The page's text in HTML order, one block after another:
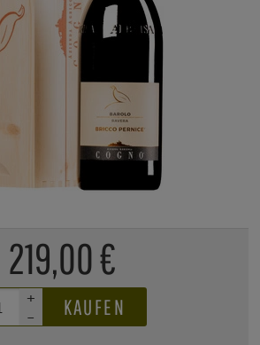
219,00 €
+
–
KAUFEN